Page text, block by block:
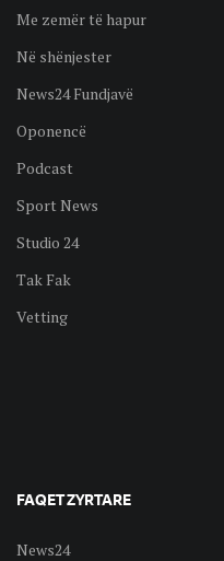
Me zemër të hapur
Në shënjester
News24 Fundjavë
Oponencë
Podcast
Sport News
Studio 24
Tak Fak
Vetting
FAQET ZYRTARE
News24